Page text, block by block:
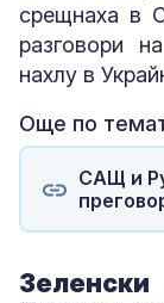
срещнаха в
разговори
нахлу в
Още по
САЩ и